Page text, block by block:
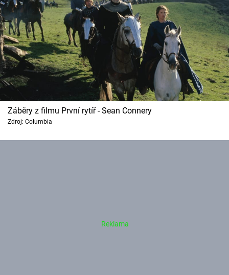
Záběry z filmu První rytíř - Sean Connery
Zdroj: Columbia